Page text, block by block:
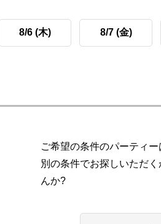
8/6 (木) 8/7 (金)
ご希望の条件のパーティー
別の条件でお探しいただ
んか?